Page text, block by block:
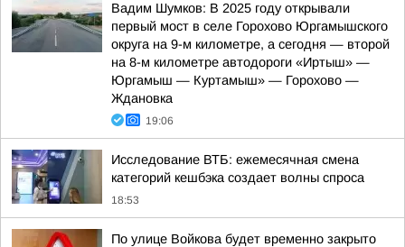
Вадим Шумков: В 2025 году открывали
первый мост в селе Горохово Юргамышского
округа на 9-м километре, а сегодня — второй
на 8-м километре автодороги «Иртыш» —
Юргамыш — Куртамыш» — Горохово —
Ждановка
19:06
Исследование ВТБ: ежемесячная смена
категорий кешбэка создает волны спроса
18:53
По улице Войкова будет временно закрыто